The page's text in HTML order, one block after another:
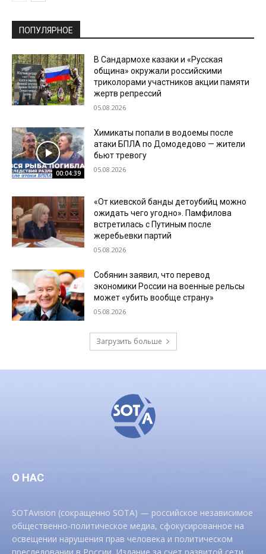
ПОПУЛЯРНОЕ
В Сандармохе казаки и «Русская
община» окружали российскими
триколорами участников акции памяти
жертв репрессий
05.08.2026
00:04:39
Химикаты попали в водоемы после
атаки БПЛА по Домодедово — жители
бьют тревогу
05.08.2026
«От киевской банды детоубийц можно
ожидать чего угодно». Памфилова
встретилась с Путиным после
жеребьевки партий
05.08.2026
Собянин заявил, что перевод
экономики России на военные рельсы
может «убить вообще страну»
05.08.2026
Загрузить больше
О НАС
SOTAvision (сокращенно SOTA) — российское независимое
общественно-политическое медиа, сфокусированное на
освещении нарушения прав человека и политическом